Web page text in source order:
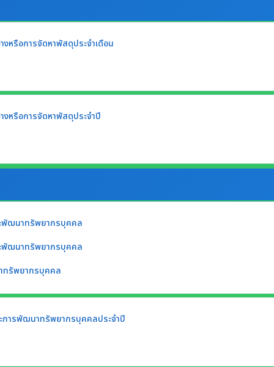
หรือการจัดหาพัสดุประจำเดือน
งหรือการจัดหาพัสดุประจำปี
พัฒนาทรัพยากรบุคคล
พัฒนาทรัพยากรบุคคล
ทรัพยากรบุคคล
การพัฒนาทรัพยากรบุคคลประจำปี